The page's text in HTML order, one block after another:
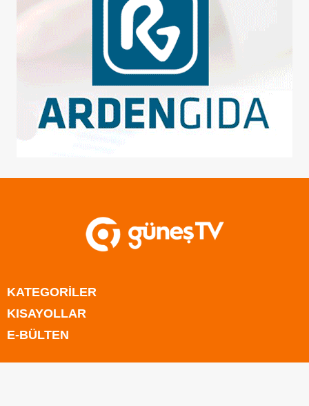
KATEGORİLER
Anasayfa
Kıbrıs
KISAYOLLAR
Kıbrıs
E-BÜLTEN